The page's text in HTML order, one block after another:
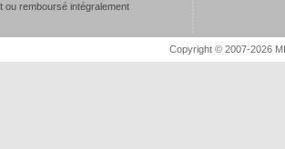
ou remboursé intégralement
Copyright © 2007-2026